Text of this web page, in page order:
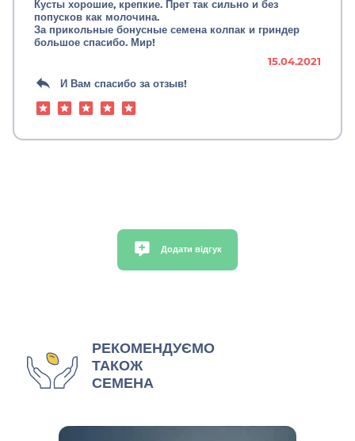
Кусты хорошие, крепкие. Прет так сильно и без
попусков как молочина.
За прикольные бонусные семена колпак и гриндер
большое спасибо. Мир!
15.04.2021
И Вам спасибо за отзыв!
Додати відгук
РЕКОМЕНДУЄМО
ТАКОЖ
СЕМЕНА